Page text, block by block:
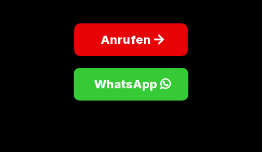
Anrufen
WhatsApp